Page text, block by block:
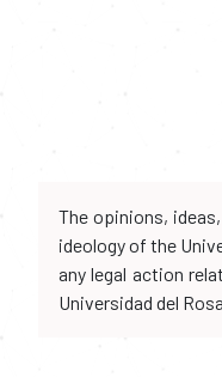
The opinions,
ideology of the
any legal action
Universidad del